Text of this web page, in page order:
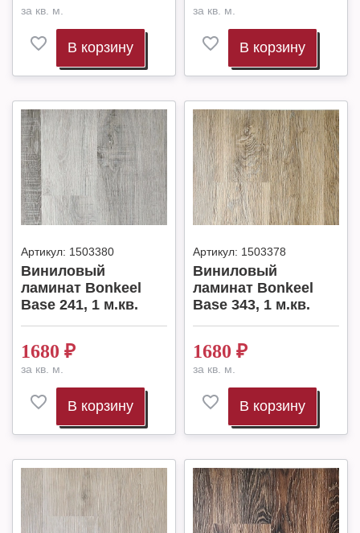
за кв. м.
В корзину
за кв. м.
В корзину
Артикул: 1503380
Виниловый
ламинат Bonkeel
Base 241, 1 м.кв.
1680 ₽
за кв. м.
В корзину
Артикул: 1503378
Виниловый
ламинат Bonkeel
Base 343, 1 м.кв.
1680 ₽
за кв. м.
В корзину